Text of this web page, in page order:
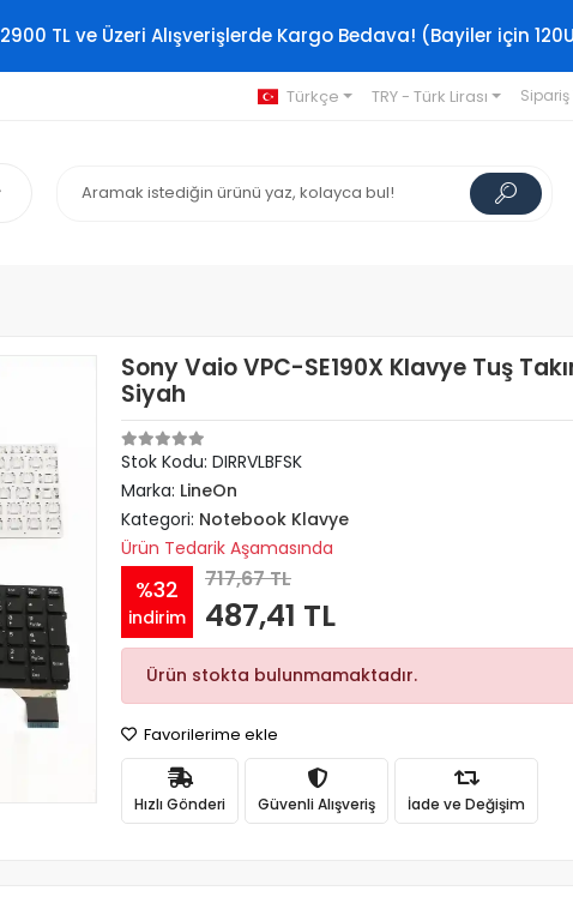
2900 TL ve Üzeri Alışverişlerde Kargo Bedava! (Bayiler için
Türkçe TRY - Türk Lirası
Sony Vaio VPC-SE190X Klavye Tuş
Siyah
Stok Kodu: DIRRVLBFSK
Marka: LineOn
Kategori: Notebook Klavye
Ürün Tedarik Aşamasında
%32
indirim
717,67 TL
487,41 TL
Ürün stokta bulunmamaktadır.
Favorilerime ekle
Hızlı Gönderi Güvenli Alışveriş İade ve Değişim